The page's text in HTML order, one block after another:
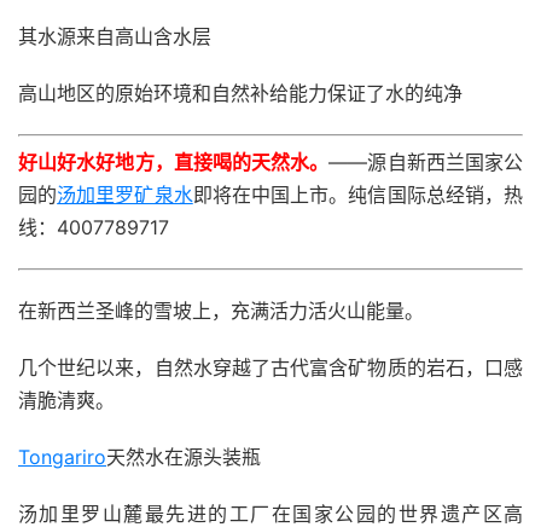
其水源来自高山含水层
高山地区的原始环境和自然补给能力保证了水的纯净
好山好水好地方，直接喝的天然水。——源自新西兰国家公
园的汤加里罗矿泉水即将在中国上市。纯信国际总经销，热
线：4007789717
在新西兰圣峰的雪坡上，充满活力活火山能量。
几个世纪以来，自然水穿越了古代富含矿物质的岩石，口感
清脆清爽。
Tongariro天然水在源头装瓶
汤加里罗山麓最先进的工厂在国家公园的世界遗产区高